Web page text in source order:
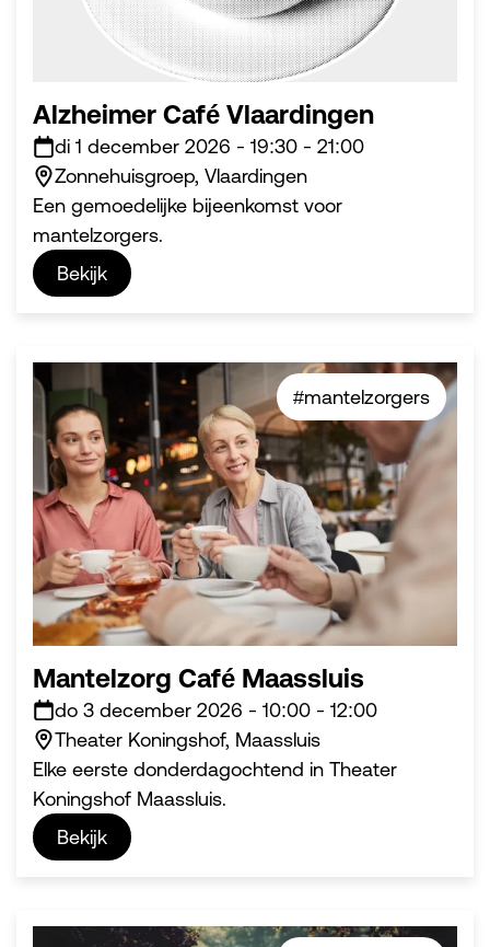
Alzheimer Café Vlaardingen
di 1 december 2026 - 19:30 - 21:00
Zonnehuisgroep, Vlaardingen
Een gemoedelijke bijeenkomst voor
mantelzorgers.
Bekijk
Mantelzorg Café Maassluis
do 3 december 2026 - 10:00 - 12:00
Theater Koningshof, Maassluis
Elke eerste donderdagochtend in Theater
Koningshof Maassluis.
Bekijk
#mantelzorgers